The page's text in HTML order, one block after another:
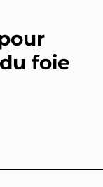
foie